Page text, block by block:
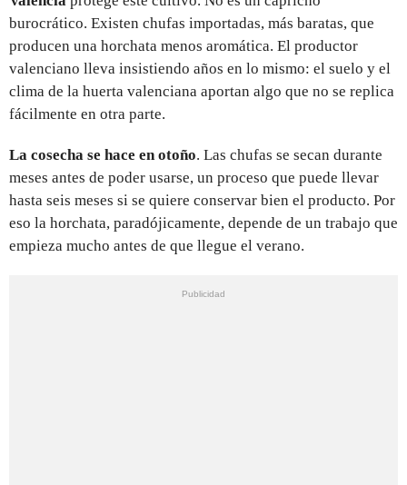
burocrático. Existen chufas importadas, más baratas, que
producen una horchata menos aromática. El productor
valenciano lleva insistiendo años en lo mismo: el suelo y el
clima de la huerta valenciana aportan algo que no se replica
fácilmente en otra parte.
La cosecha se hace en otoño. Las chufas se secan durante
meses antes de poder usarse, un proceso que puede llevar
hasta seis meses si se quiere conservar bien el producto. Por
eso la horchata, paradójicamente, depende de un trabajo que
empieza mucho antes de que llegue el verano.